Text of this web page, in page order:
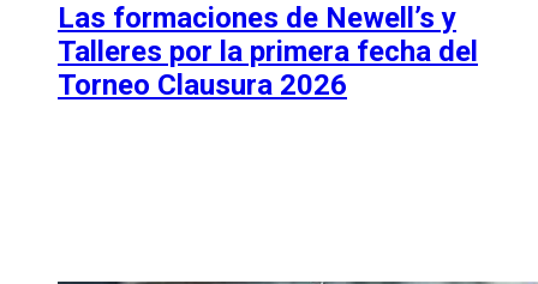
Las formaciones de Newell’s y
Talleres por la primera fecha del
Torneo Clausura 2026